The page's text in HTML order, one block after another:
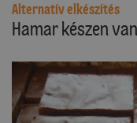
Alternatív elkészítés
Hamar készen